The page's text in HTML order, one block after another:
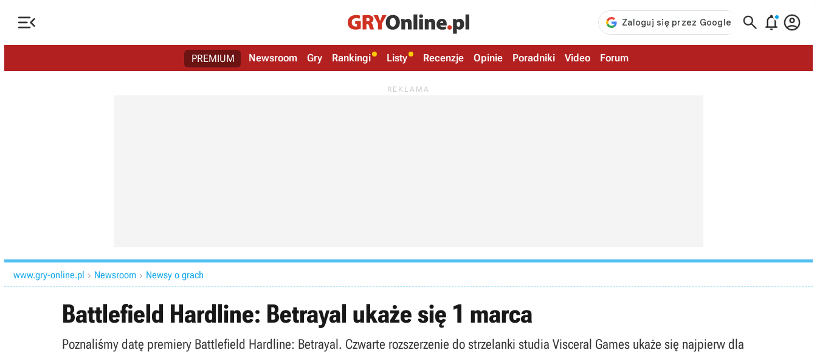
   
PREMIUM Newsroom Gry Rankingi Listy Recenzje Opinie Poradniki Video Forum
www.gry-online.pl  Newsroom  Newsy o grach
Battlefield Hardline: Betrayal ukaże się 1 marca
Poznaliśmy datę premiery Battlefield Hardline: Betrayal. Czwarte rozszerzenie do strzelanki studia Visceral Games ukaże się najpierw dla